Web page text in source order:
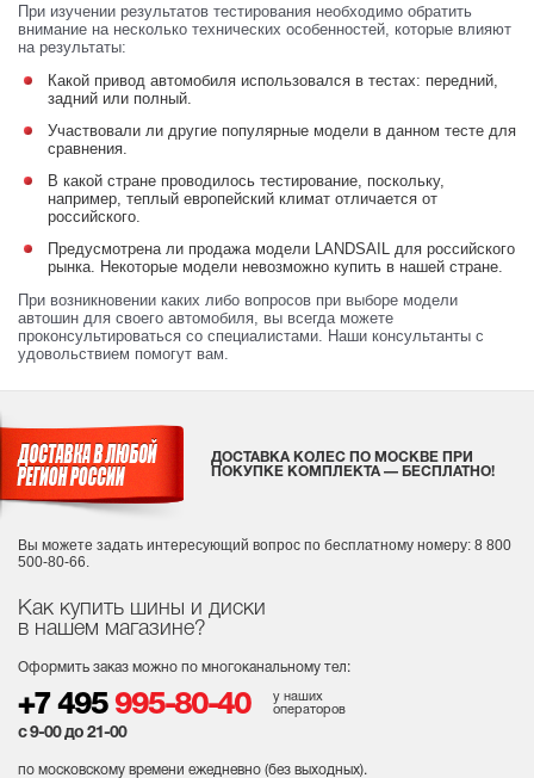
При изучении результатов тестирования необходимо обратить
внимание на несколько технических особенностей, которые влияют
на результаты:
Какой привод автомобиля использовался в тестах: передний,
задний или полный.
Участвовали ли другие популярные модели в данном тесте для
сравнения.
В какой стране проводилось тестирование, поскольку,
например, теплый европейский климат отличается от
российского.
Предусмотрена ли продажа модели LANDSAIL для российского
рынка. Некоторые модели невозможно купить в нашей стране.
При возникновении каких либо вопросов при выборе модели
автошин для своего автомобиля, вы всегда можете
проконсультироваться со специалистами. Наши консультанты с
удовольствием помогут вам.
Как купить шины и диски
в нашем магазине?
Оформить заказ можно по многоканальному тел:
+7 495 995-80-40
у наших
операторов
с 9-00 до 21-00
по московскому времени ежедневно (без выходных).
ДОСТАВКА КОЛЕС ПО МОСКВЕ ПРИ
ПОКУПКЕ КОМПЛЕКТА — БЕСПЛАТНО!
Вы можете задать интересующий вопрос по бесплатному номеру: 8 800
500-80-66.